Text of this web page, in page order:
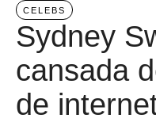
CELEBS
Sydney
cansada
de